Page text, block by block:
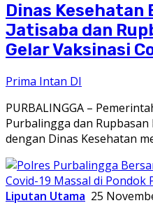
Dinas Kesehatan
Jatisaba dan
Gelar Vaksinasi
Prima Intan DI
PURBALINGGA –
Purbalingga dan
dengan Dinas Kesehatan
Liputan Utama 25